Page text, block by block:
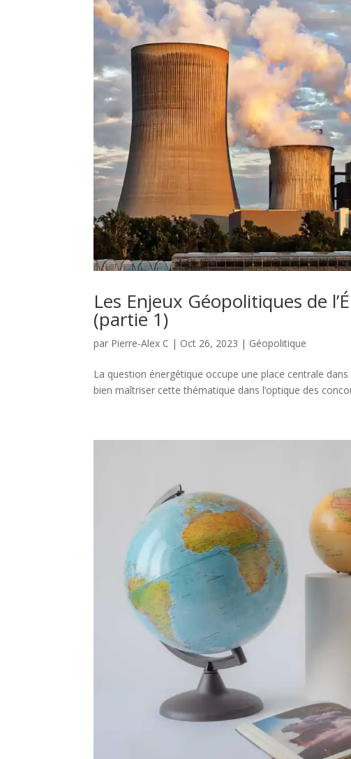
Les Enjeux Géopolitiques de
(partie 1)
par Pierre-Alex C | Oct 26, 2023 | Géopolitique
La question énergétique occupe une place centrale
bien maîtriser cette thématique dans l’optique des